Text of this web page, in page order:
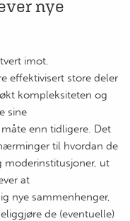
nye
imot.
effektivisert store deler
kompleksiteten og
sine
enn tidligere. Det
til hvordan de
moderinstitusjoner, ut
at
nye sammenhenger,
de (eventuelle)